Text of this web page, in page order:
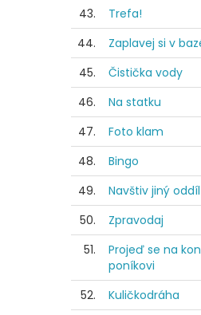
43.
Trefa!
44.
Zaplavej si v
45.
Čistička vody
46.
Na statku
47.
Foto klam
48.
Bingo
49.
Navštiv jiný oddíl
50.
Zpravodaj
51.
Projeď se na
poníkovi
52.
Kuličkodráha